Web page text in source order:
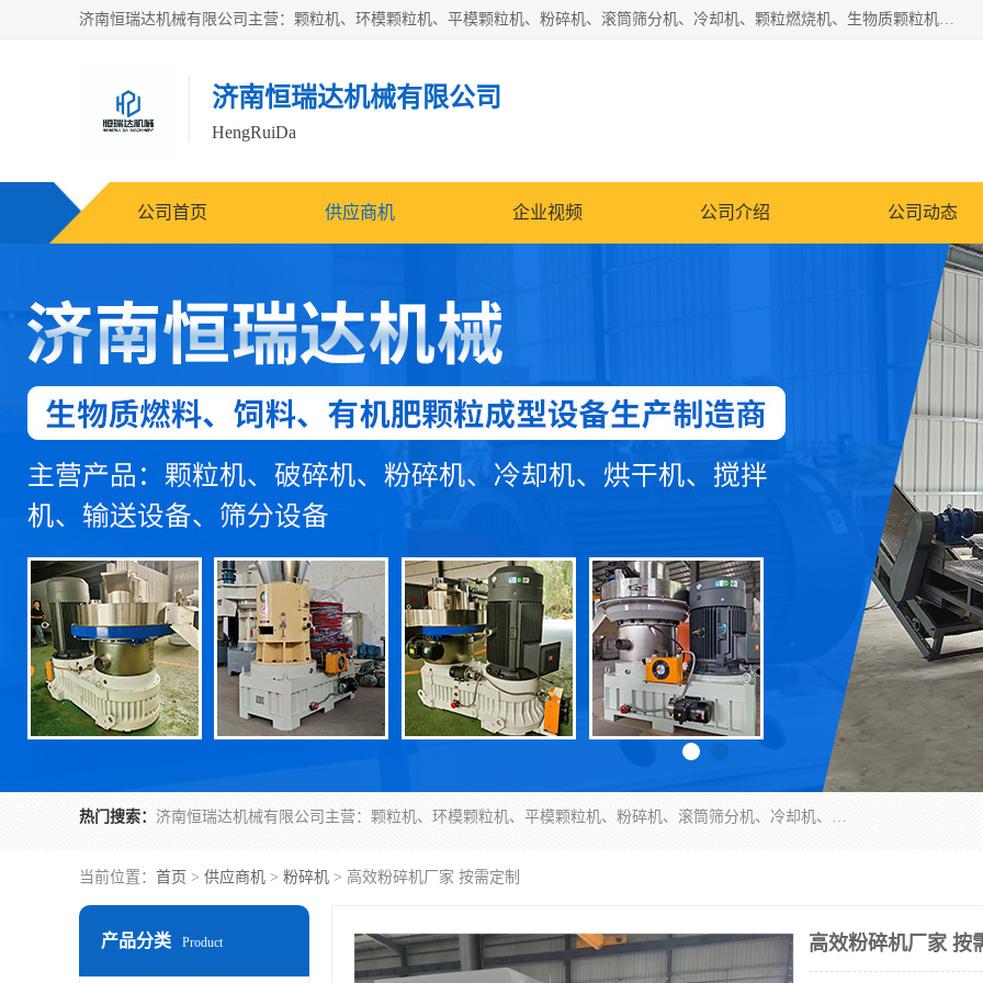
济南恒瑞达机械有限公司主营：颗粒机、环模颗粒机、平模颗粒机、粉碎机、滚筒筛分机、冷却机、颗粒燃烧机、生物质颗粒机、木屑颗粒机、秸秆颗粒机、饲料颗粒机、燃料颗粒机、木材粉碎机、秸秆粉碎机、饲料粉碎机、颗粒冷却机、锯末滚筒筛、锤片粉碎机、滚筒筛、搅拌机等产品。
济南恒瑞达机械有限公司
HengRuiDa
公司首页 供应商机 企业视频 公司介绍 公司动态
热门搜索： 济南恒瑞达机械有限公司主营：颗粒机、环模颗粒机、平模颗粒机、粉碎机、滚筒筛分机、冷却机、颗粒燃烧机、生物质颗粒机、木屑颗粒机、秸秆颗粒机、饲料颗粒机、燃料颗粒机、木材粉碎机、秸秆粉碎机、饲料粉碎机、颗粒冷却机、锯末滚筒筛、锤片粉碎机、滚筒筛、搅拌机等产品。
当前位置： 首页 > 供应商机 > 粉碎机 > 高效粉碎机厂家 按需定制
产品分类 Product 高效粉碎机厂家 按